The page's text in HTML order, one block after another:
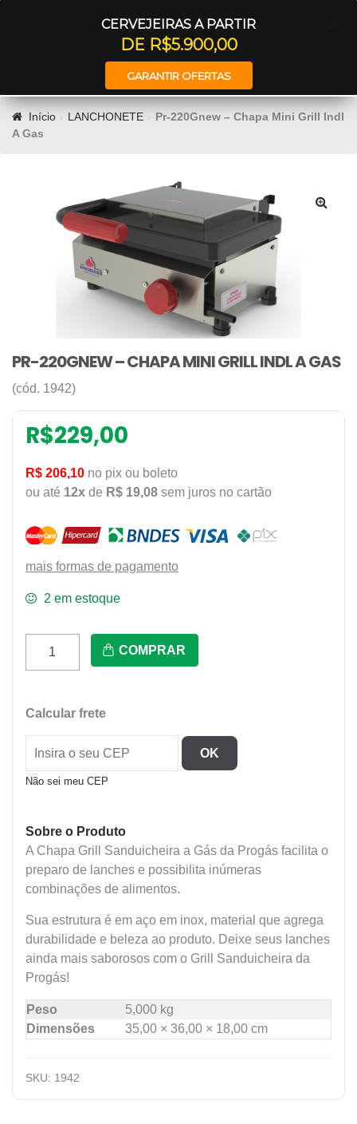
CERVEJEIRAS A PARTIR
DE R$5.900,00
GARANTIR OFERTAS
Início LANCHONETE
Pr-220Gnew – Chapa Mini Grill Indl
A Gas
PR-220GNEW – CHAPA MINI GRILL INDL A GAS
(cód. 1942)
R$229,00
R$ 206,10 no pix ou boleto
ou até 12x de R$ 19,08 sem juros no cartão
mais formas de pagamento
2 em estoque
Mini
Grill
Indl
A
COMPRAR
Calcular frete
OK
Não sei meu CEP
Sobre o Produto
A Chapa Grill Sanduicheira a Gás da Progás facilita o
preparo de lanches e possibilita inúmeras
combinações de alimentos.
Sua estrutura é em aço em inox, material que agrega
durabilidade e beleza ao produto. Deixe seus lanches
ainda mais saborosos com o Grill Sanduicheira da
Progás!
Peso
5,000 kg
Dimensões
35,00 × 36,00 × 18,00 cm
SKU: 1942